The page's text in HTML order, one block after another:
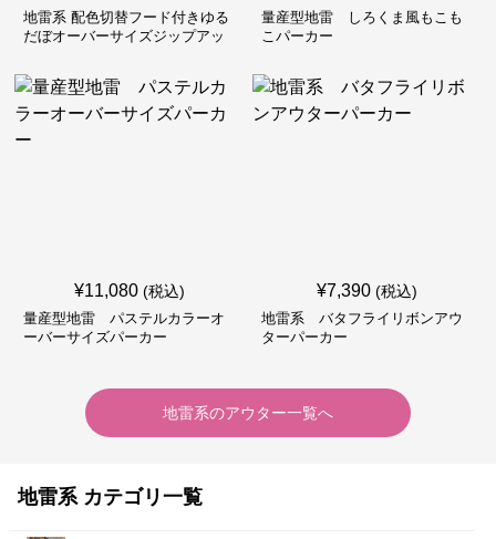
地雷系 配色切替フード付きゆる
だぼオーバーサイズジップアッ
量産型地雷 しろくま風もこも
こパーカー
¥11,080 (税込)
量産型地雷 パステルカラーオ
ーバーサイズパーカー
¥7,390 (税込)
地雷系 バタフライリボンアウ
ターパーカー
地雷系のアウター一覧へ
地雷系 カテゴリ一覧